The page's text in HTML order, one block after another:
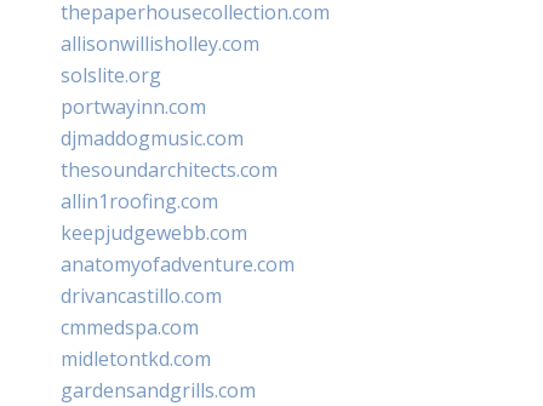
thepaperhousecollection.com
allisonwillisholley.com
solslite.org
portwayinn.com
djmaddogmusic.com
thesoundarchitects.com
allin1roofing.com
keepjudgewebb.com
anatomyofadventure.com
drivancastillo.com
cmmedspa.com
midletontkd.com
gardensandgrills.com